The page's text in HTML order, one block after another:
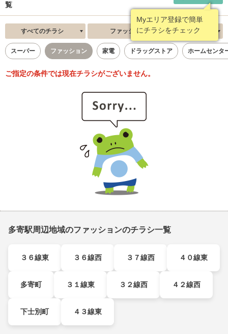
覧
Myエリア登録で簡単
にチラシをチェック
すべてのチラシ ファッション 新着順
スーパー ファッション 家電 ドラッグストア ホームセンタ
ご指定の条件では現在チラシがございません。
多寄駅周辺地域のファッションのチラシ一覧
３６線東 ３６線西 ３７線西 ４０線東
多寄町 ３１線東 ３２線西 ４２線西
下士別町 ４３線東